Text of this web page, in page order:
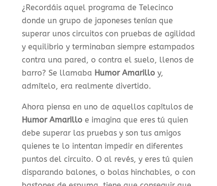
¿Recordáis aquel programa de Telecinco
donde un grupo de japoneses tenían que
superar unos circuitos con pruebas de agilidad
y equilibrio y terminaban siempre estampados
contra una pared, o contra el suelo, llenos de
barro? Se llamaba Humor Amarilloy,
admítelo, era realmente divertido.
Ahora piensa en uno de aquellos capítulos de
Humor Amarilloe imagina que eres tú quien
debe superar las pruebas y son tus amigos
quienes te lo intentan impedir en diferentes
puntos del circuito. O al revés, y eres tú quien
disparando balones, o bolas hinchables, o con